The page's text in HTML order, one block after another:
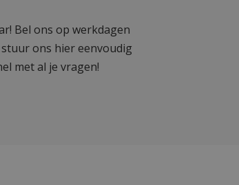
Bel ons op werkdagen
ons hier eenvoudig
met al je vragen!